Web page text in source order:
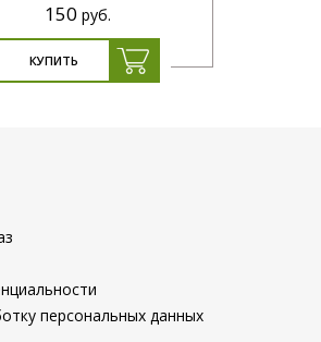
150 руб.
КУПИТЬ
персональных данных